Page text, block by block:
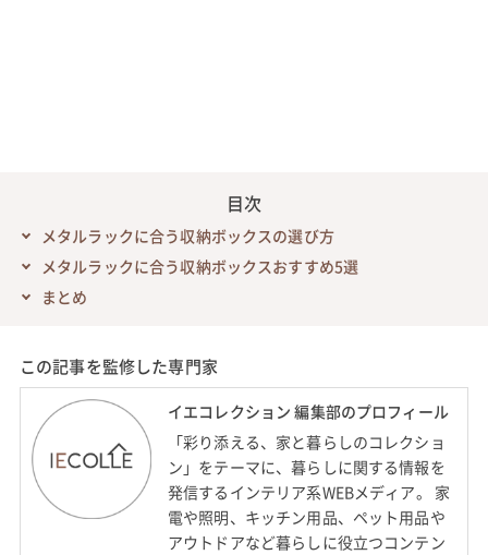
目次
メタルラックに合う収納ボックスの選び方
メタルラックに合う収納ボックスおすすめ5選
まとめ
この記事を監修した専門家
イエコレクション 編集部のプロフィール
「彩り添える、家と暮らしのコレクショ
ン」をテーマに、暮らしに関する情報を
発信するインテリア系WEBメディア。 家
電や照明、キッチン用品、ペット用品や
アウトドアなど暮らしに役立つコンテン